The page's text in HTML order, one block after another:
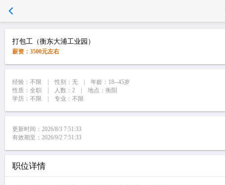
打包工（衡东大浦工业园）
薪资：3500元左右
经验：不限 | 性别：无 | 年龄：18--45岁
性质：全职 | 人数：2 | 地点：衡阳
学历：不限 | 专业：不限
更新时间：2026/8/3 7:51:33
有效期至：2026/9/2 7:51:33
职位详情